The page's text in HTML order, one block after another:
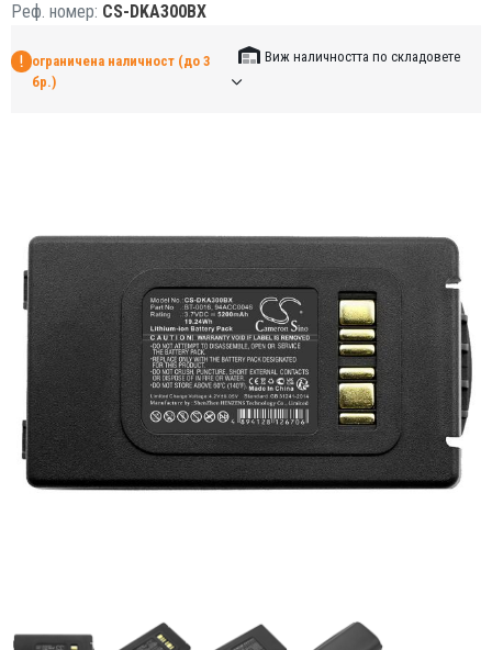
Реф. номер: CS-DKA300BX
ограничена наличност (до 3
бр.)
Виж наличността по складовете